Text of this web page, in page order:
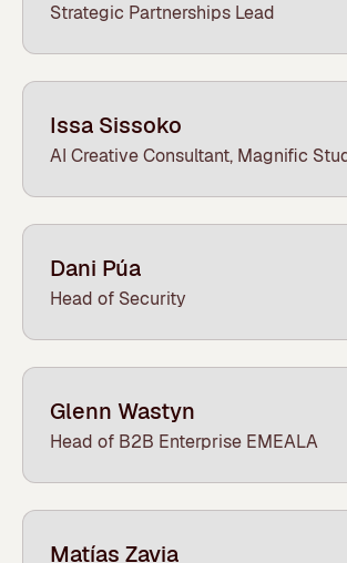
Strategic Partnerships Lead
Issa Sissoko
AI Creative Consultant, Magnific
Dani Púa
Head of Security
Glenn Wastyn
Head of B2B Enterprise EMEALA
Matías Zavia